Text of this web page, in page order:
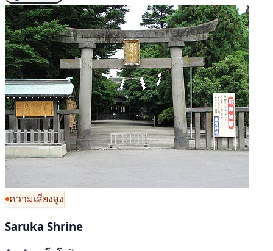
ความเสี่ยงสูง
Saruka Shrine